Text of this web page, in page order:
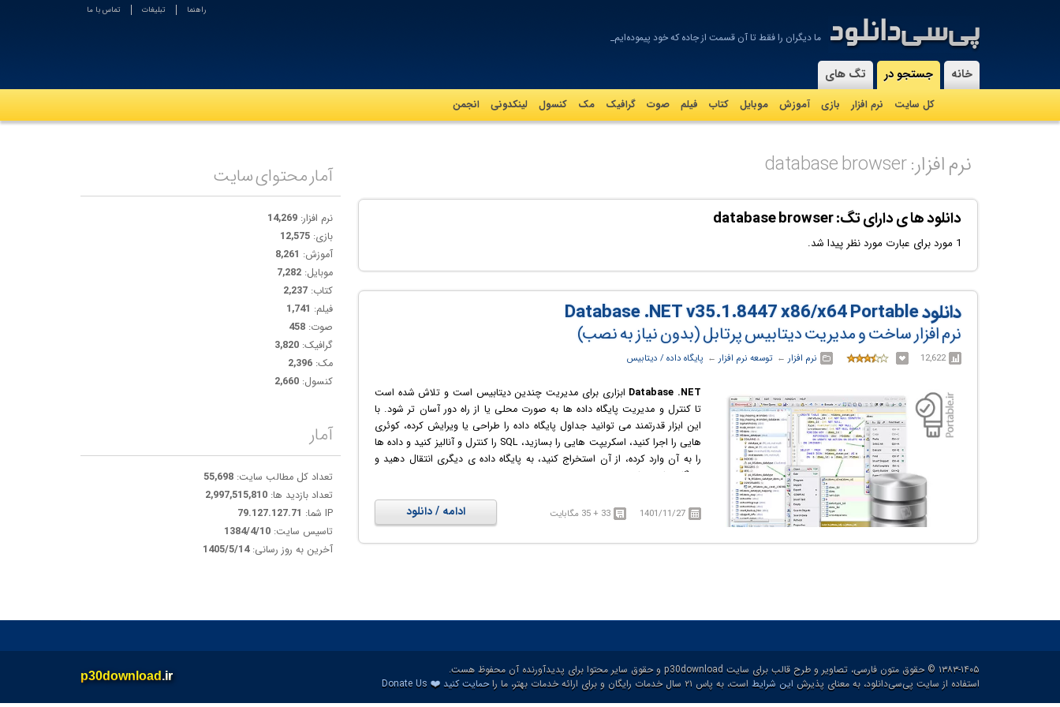
-
ما دیگران را فقط تا آن قسمت از جاده که خود پیموده‌ایم
راهنما تبلیغات تماس با ما
خانه جستجو در
کل سایت نرم افزار بازی آموزش موبايل کتاب فیلم صوت گرافيک مک کنسول لینکدونی انجمن
تگ های
نرم افزار: database browser
دانلود ها ی دارای تگ: database browser
1 مورد برای عبارت مورد نظر پیدا شد.
دانلود Database .NET v35.1.8447 x86/x64 Portable
نرم افزار ساخت و مدیریت دیتابیس پرتابل (بدون نیاز به نصب)
12,622 نرم افزار ← ‏توسعه نرم افزار ← ‏ پایگاه داده / دیتابیس
Database .NET ابزاری برای مدیریت چندین دیتابیس است و تلاش شده است
تا کنترل و مدیریت پایگاه داده ها به صورت محلی یا از راه دور آسان تر شود. با
این ابزار قدرتمند می توانید جداول پایگاه داده را طراحی یا ویرایش کرده، کوئری
هایی را اجرا کنید، اسکریپت هایی را بسازید، SQL را کنترل و آنالیز کنید و داده ها
را به آن وارد کرده، از آن استخراج کنید، به پایگاه داده ی دیگری انتقال دهید و
همگام سازی نمایید.
1401/11/27 33 + 35 مگابایت ادامه / دانلود
آمار محتوای سایت
نرم افزار: 14,269
بازی: 12,575
آموزش: 8,261
موبایل: 7,282
کتاب: 2,237
فیلم: 1,741
صوت: 458
گرافیک: 3,820
مک: 2,396
کنسول: 2,660
آمار
تعداد کل مطالب سایت: 55,698
تعداد بازدید ها: 2,997,515,810
IP شما:
79.127.127.71
تاسیس سایت: 1384/4/10
آخرین به روز رسانی:1405/5/14
۱۳۸۳-۱۴۰۵ © حقوق متون فارسی، تصاویر و طرح قالب برای سایت p30download و حقوق سایر محتوا برای پدیدآورنده آن محفوظ هست.
استفاده از سایت پی‌سی‌دانلود، به معنای پذیرش این شرایط است، به پاس ۲۱ سال خدمات رایگان و برای ارائه خدمات بهتر، ما را حمایت کنید ❤️
p30download